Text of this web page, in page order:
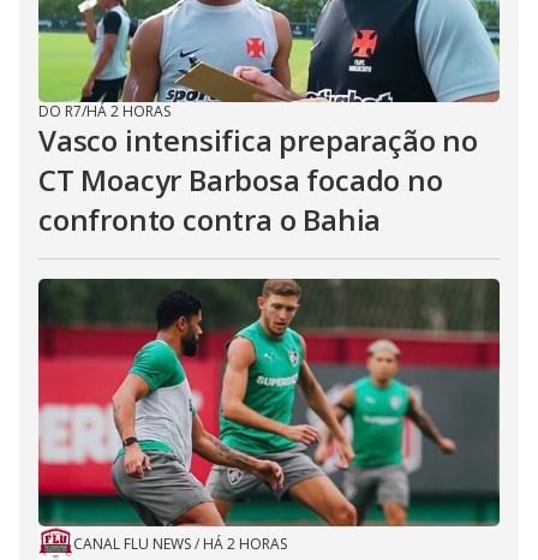
DO R7/HÁ 2 HORAS
Vasco intensifica preparação no
CT Moacyr Barbosa focado no
confronto contra o Bahia
CANAL FLU NEWS/ HÁ 2 HORAS